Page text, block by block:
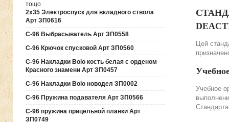
тощо
2х35 Электроспуск для вкладного ствола
Арт ЗП0616
C-96 Выбрасыватель Арт ЗП0558
C-96 Крючок спусковой Арт ЗП0560
C-96 Накладки Bolo кость белая с орденом
Красного знамени Арт ЗП0457
C-96 Накладки Bolo новодел ЗП0002
C-96 Пружина подавателя Арт ЗП0566
C-96 пружина прицельной планки Арт
ЗП0749
Цей
Учебное